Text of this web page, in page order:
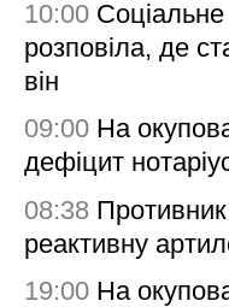
10:00
розповіла, де
він
09:00 На
дефіцит
08:38
реактивну
19:00 На